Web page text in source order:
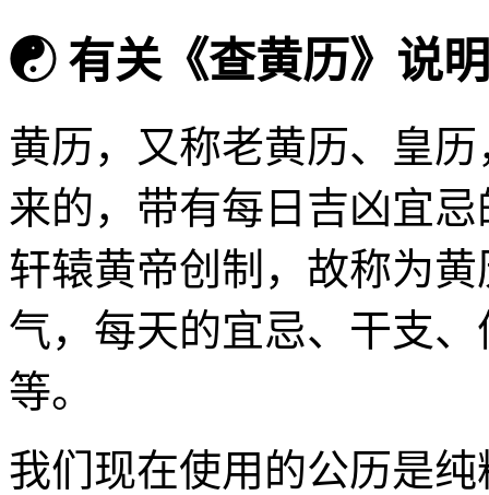
☯有关《查黄历》说明
黄历，又称老黄历、皇
来的，带有每日吉凶宜
轩辕黄帝创制，故称为
气，每天的宜忌、干支
等。
我们现在使用的公历是